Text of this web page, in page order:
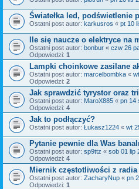
Światełka led, podświetlenie
Ostatni post autor: karkusros « pt 10
Ile się naucze o elektryce na
Ostatni post autor: bonbur « czw 26
Odpowiedzi: 1
Lampki choinkowe zasilane
Ostatni post autor: marcelbombka «
Odpowiedzi: 2
Jak sprawdzić tyrystor oraz
Ostatni post autor: MaroX885 « pn 14
Odpowiedzi: 4
Jak to podłączyć?
Ostatni post autor: Łukasz1224 « wt
Pytanie pewnie dla Was
Ostatni post autor: sp9ttz « sob 01 lip
Odpowiedzi: 4
Miernik częstotliwości z
Ostatni post autor: ZacharyNup « pn
Odpowiedzi: 1